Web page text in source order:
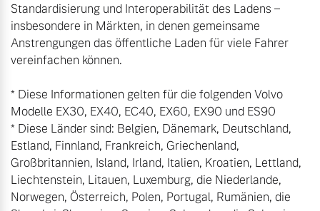
Standardisierung und Interoperabilität des Ladens –
insbesondere in Märkten, in denen gemeinsame
Anstrengungen das öffentliche Laden für viele Fahrer
vereinfachen können.
* Diese Informationen gelten für die folgenden Volvo
Modelle EX30, EX40, EC40, EX60, EX90 und ES90
* Diese Länder sind: Belgien, Dänemark, Deutschland,
Estland, Finnland, Frankreich, Griechenland,
Großbritannien, Island, Irland, Italien, Kroatien, Lettland,
Liechtenstein, Litauen, Luxemburg, die Niederlande,
Norwegen, Österreich, Polen, Portugal, Rumänien, die